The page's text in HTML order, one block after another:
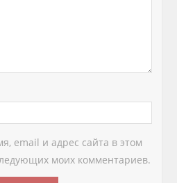
email и адрес сайта в этом
моих комментариев.